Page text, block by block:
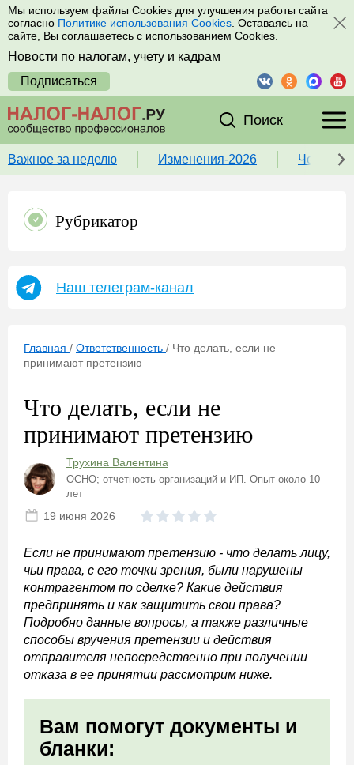
Мы используем файлы Cookies для улучшения работы сайта
согласно Политике использования Cookies . Оставаясь на
сайте, Вы соглашаетесь с использованием Cookies.
Новости по налогам, учету и кадрам
Подписаться
Поиск
Важное за неделю Изменения-2026 Чек-
Рубрикатор
Наш телеграм-канал
Главная / Ответственность / Что делать, если не
принимают претензию
Что делать, если не
принимают претензию
Трухина Валентина
ОСНО; отчетность организаций и ИП. Опыт около 10
лет
19 июня 2026
Если не принимают претензию - что делать лицу,
чьи права, с его точки зрения, были нарушены
контрагентом по сделке? Какие действия
предпринять и как защитить свои права?
Подробно данные вопросы, а также различные
способы вручения претензии и действия
отправителя непосредственно при получении
отказа в ее принятии рассмотрим ниже.
Вам помогут документы и
бланки: